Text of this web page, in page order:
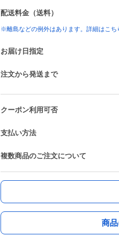
配送料金（送料）
※離島などの例外はあります。詳細はこち
お届け日指定
注文から発送まで
クーポン利用可否
支払い方法
複数商品のご注文について
商